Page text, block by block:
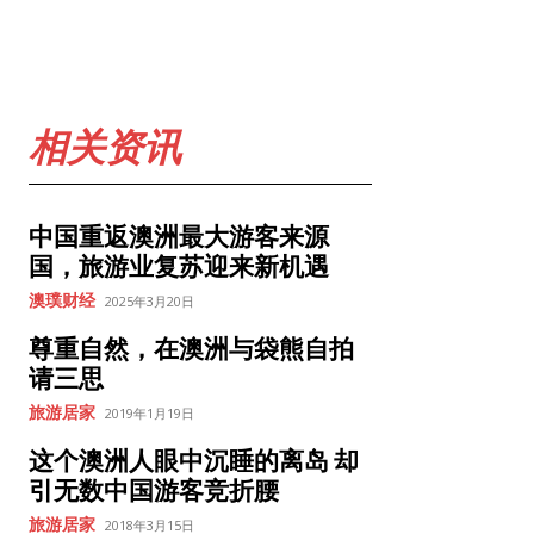
相关资讯
中国重返澳洲最大游客来源
国，旅游业复苏迎来新机遇
澳璞财经 2025年3月20日
尊重自然，在澳洲与袋熊自拍
请三思
旅游居家 2019年1月19日
这个澳洲人眼中沉睡的离岛 却
引无数中国游客竞折腰
旅游居家 2018年3月15日